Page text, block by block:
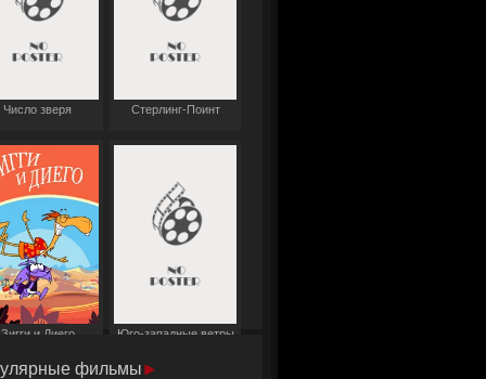
Число зверя Стерлинг-Поинт
Зигги и Диего Юго-западные ветры
фильмы